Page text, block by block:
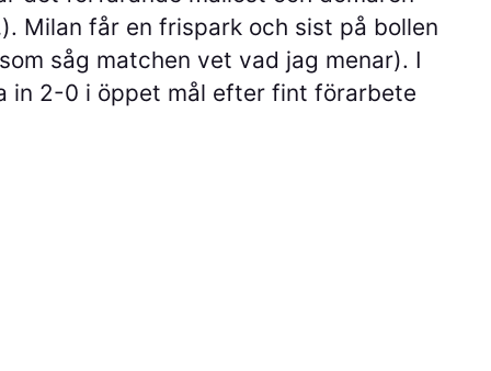
Milan får en frispark och sist på bollen
såg matchen vet vad jag menar). I
in 2-0 i öppet mål efter fint förarbete